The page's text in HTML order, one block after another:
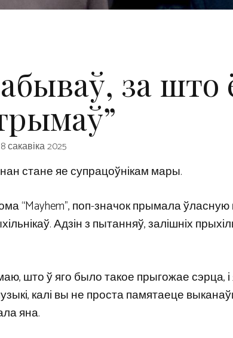
за што
8 сакавіка 2025
стане яе супрацоўнікам мары.
“Mayhem”, поп-значок прымала ўласную
Адзін з пытанняў, залішніх
што ў яго было такое прыгожае сэрца,
калі вы не проста памятаеце
яна.